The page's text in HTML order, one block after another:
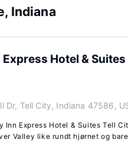
Indiana
Hotel &
Dr, Tell City, Indiana 47586,
Inn Express Hotel & Suites Tell
Valley like rundt hjørnet og